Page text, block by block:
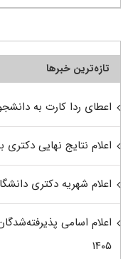
تازه‌ترین خبرها
اعطای ردا کارت به
اعلام نتایج نهایی دکتری
اعلام شهریه دکتری دانشگاه
اعلام اسامی
۱۴۰۵